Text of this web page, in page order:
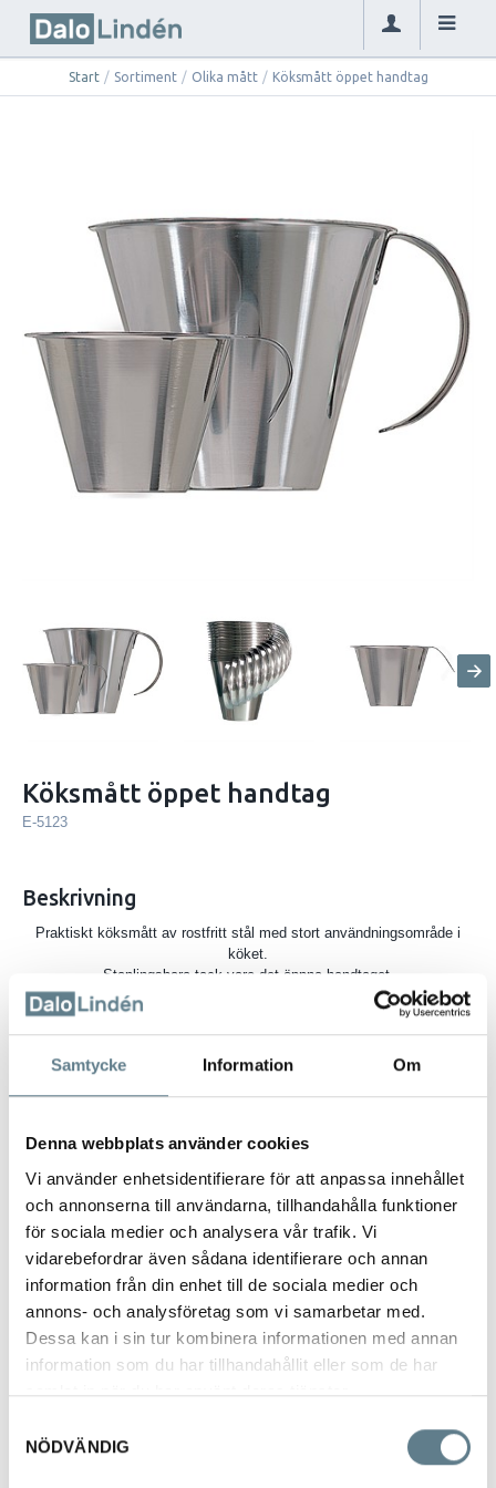
Samtycke Information Om
Denna webbplats använder cookies
Vi använder enhetsidentifierare för att anpassa innehållet
och annonserna till användarna, tillhandahålla funktioner
för sociala medier och analysera vår trafik. Vi
vidarebefordrar även sådana identifierare och annan
information från din enhet till de sociala medier och
annons- och analysföretag som vi samarbetar med.
Dessa kan i sin tur kombinera informationen med annan
information som du har tillhandahållit eller som de har
samlat in när du har använt deras tjänster.
NÖDVÄNDIG
Start / Sortiment / Olika mått / Köksmått öppet handtag
Köksmått öppet handtag
E-5123
Beskrivning
Praktiskt köksmått av rostfritt stål med stort användningsområde i
köket.
Staplingsbara tack vare det öppna handtaget.
Livsmedelsgodkända och klarar temperaturer från -20°C till max
250°C.
Kan maskindiskas. Ej användas i mikrovågsugn.
Material
512301 0,10L Ø 75 mm x 60
mm 18/10
512302 0,25L Ø100 mm x 70 mm
18/10
512303 0,5L Ø115 mm x 110 mm 18/10
18/10
512306 2,0L Ø170 mm x 190 mm